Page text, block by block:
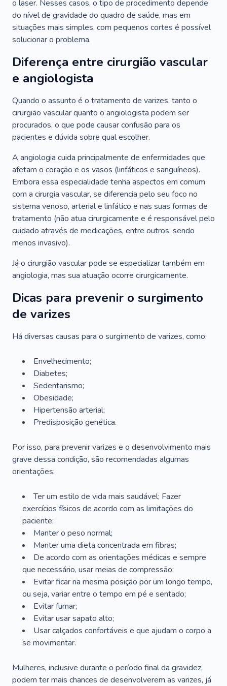
o laser. Nesses casos, o tipo de procedimento depende
do nível de gravidade do quadro de saúde, mas em
situações mais simples, com pequenos cortes é possível
solucionar o problema.
Diferença entre cirurgião vascular
e angiologista
Quando o assunto é o tratamento de varizes, tanto o
cirurgião vascular quanto o angiologista podem ser
procurados, o que pode causar confusão para os
pacientes e dúvida sobre qual escolher.
A angiologia cuida principalmente de enfermidades que
afetam o coração e os vasos (linfáticos e sanguíneos).
Embora essa especialidade tenha aspectos em comum
com a cirurgia vascular, se diferencia pelo seu foco no
sistema venoso, arterial e linfático e nas suas formas de
tratamento (não atua cirurgicamente e é responsável pelo
cuidado através de medicações, entre outros, sendo
menos invasivo).
Já o cirurgião vascular pode se especializar também em
angiologia, mas sua atuação ocorre cirurgicamente.
Dicas para prevenir o surgimento
de varizes
Há diversas causas para o surgimento de varizes, como:
Envelhecimento;
Diabetes;
Sedentarismo;
Obesidade;
Hipertensão arterial;
Predisposição genética.
Por isso, para prevenir varizes e o desenvolvimento mais
grave dessa condição, são recomendadas algumas
orientações:
Ter um estilo de vida mais saudável; Fazer
exercícios físicos de acordo com as limitações do
paciente;
Manter o peso normal;
Manter uma dieta concentrada em fibras;
De acordo com as orientações médicas e sempre
que necessário, usar meias de compressão;
Evitar ficar na mesma posição por um longo tempo,
ou seja, variar entre o tempo em pé e sentado;
Evitar fumar;
Evitar usar sapato alto;
Usar calçados confortáveis e que ajudam o corpo a
se movimentar.
Mulheres, inclusive durante o período final da gravidez,
podem ter mais chances de desenvolverem as varizes, já